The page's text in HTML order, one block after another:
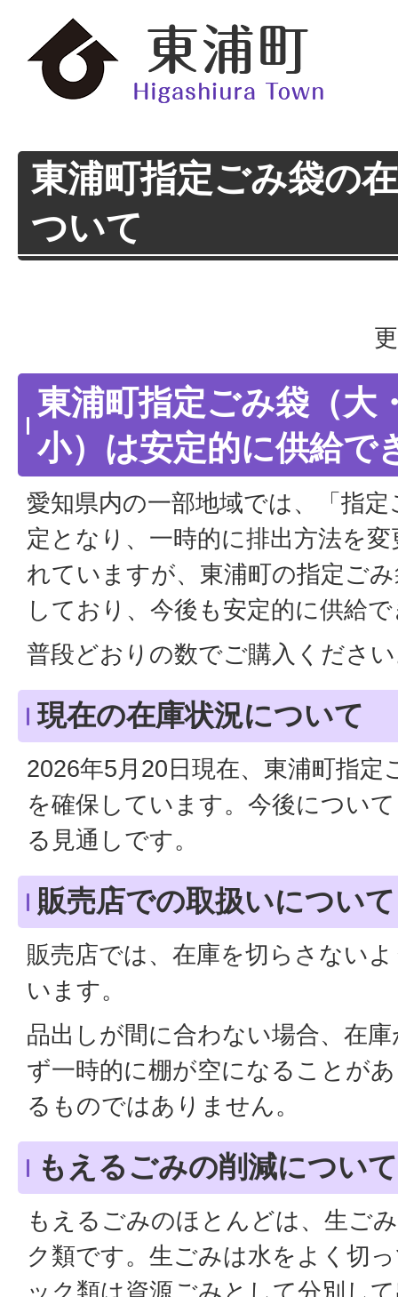
東浦町指定ごみ袋の
ついて
東浦町指定ごみ袋（大
小）は安定的に供給で
愛知県内の一部地域では、「指
定となり、一時的に排出方法を
れていますが、東浦町の指定ご
しており、今後も安定的に供給
普段どおりの数でご購入くださ
現在の在庫状況について
2026年5月20日現在、東浦町指定
を確保しています。今後につい
る見通しです。
販売店での取扱いについて
販売店では、在庫を切らさない
います。
品出しが間に合わない場合、在
ず一時的に棚が空になることが
るものではありません。
もえるごみの削減について
もえるごみのほとんどは、生ご
ク類です。生ごみは水をよく切
ック類は資源ごみとして分別し